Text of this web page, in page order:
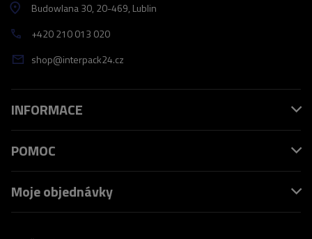
Budowlana 30, 20-469, Lublin
+420 210 013 020
shop@interpack24.cz
INFORMACE
POMOC
Moje objednávky